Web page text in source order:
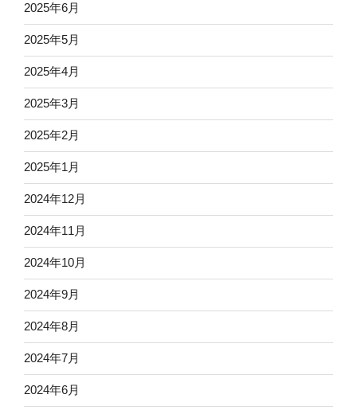
2025年6月
2025年5月
2025年4月
2025年3月
2025年2月
2025年1月
2024年12月
2024年11月
2024年10月
2024年9月
2024年8月
2024年7月
2024年6月